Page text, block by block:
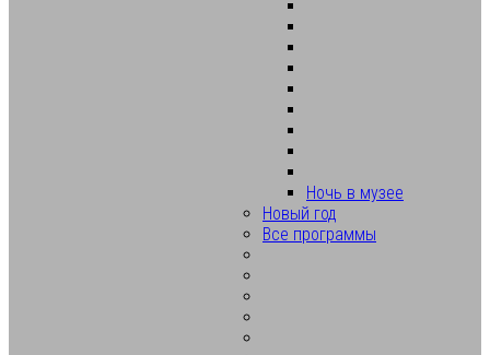
Ночь в музее
Новый год
Все программы